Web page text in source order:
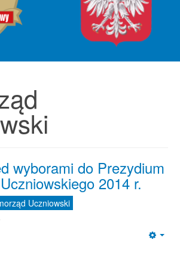
wyborami do Prezydium
2014 r.
Uczniowski